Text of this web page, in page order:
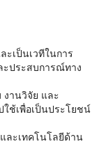
ะเป็นเวทีในการ
ะประสบการณ์ทาง
งานวิจัย และ
ช้เพื่อเป็นประโยชน์
ละเทคโนโลยีด้าน